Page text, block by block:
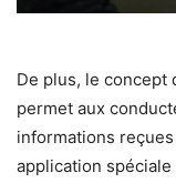
De plus, le concept
permet aux
informations
application